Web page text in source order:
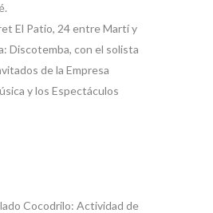
El Patio, 24 entre Martí y
Discotemba, con el solista
de la Empresa
y los Espectáculos
Cocodrilo: Actividad de